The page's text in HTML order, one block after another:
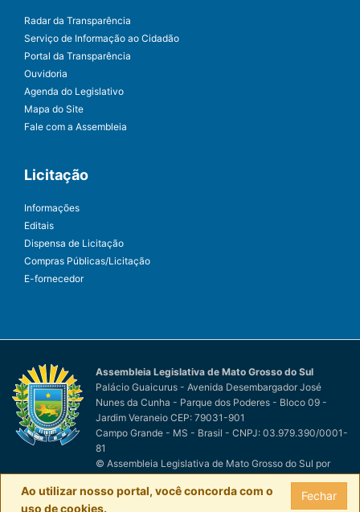
Radar da Transparência
Serviço de Informação ao Cidadão
Portal da Transparência
Ouvidoria
Agenda do Legislativo
Mapa do Site
Fale com a Assembleia
Licitação
Informações
Editais
Dispensa de Licitação
Compras Públicas/Licitação
E-fornecedor
Assembleia Legislativa de Mato Grosso do Sul
Palácio Guaicurus - Avenida Desembargador José
Nunes da Cunha - Parque dos Poderes - Bloco 09 -
Jardim Veraneio CEP: 79031-901
Campo Grande - MS - Brasil - CNPJ: 03.979.390/0001-
81
© Assembleia Legislativa de Mato Grosso do Sul por
Fechar
Ao utilizar nosso portal, você concorda com o
uso de cookies.